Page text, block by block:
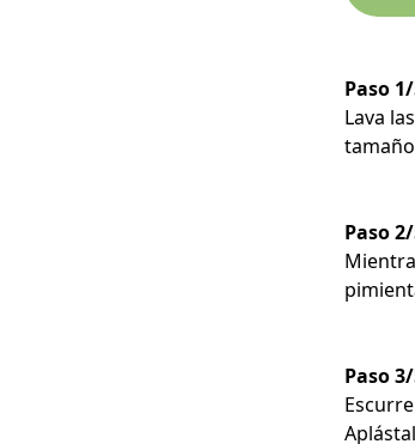
Paso
Lava
Paso
Paso